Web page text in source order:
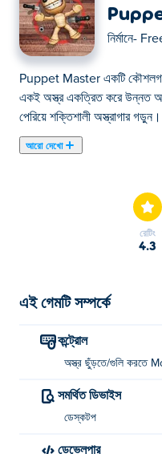
নির্মানে-
Puppet Master একটি
একই অস্ত্র একত্রিত করে উন্নত
পেরিয়ে শক্তিশালী অস্ত্রাগার গড়ুন।
আরো দেখো
রেটিং
4.3
এই গেমটি সম্পর্কে
কন্ট্রোল
অস্ত্র ছুঁড়তে/গুলি করতে
সমর্থিত ডিভাইস
ডেস্কটপ
ডেভেলপার